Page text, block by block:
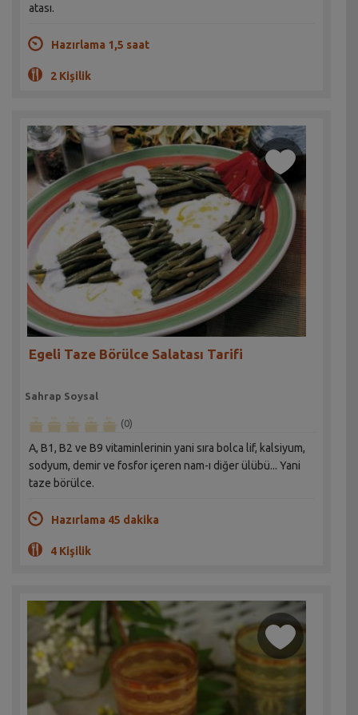
atası.
Hazırlama 1,5 saat
2 Kişilik
Egeli Taze Börülce Salatası Tarifi
Sahrap Soysal
(0)
A, B1, B2 ve B9 vitaminlerinin yani sıra bolca lif, kalsiyum,
sodyum, demir ve fosfor içeren nam-ı diğer ülübü... Yani
taze börülce.
Hazırlama 45 dakika
4 Kişilik